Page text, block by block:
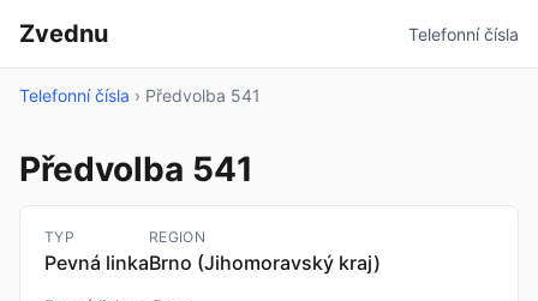
Zvednu Telefonní čísla
Telefonní čísla › Předvolba 541
Předvolba 541
TYP
Pevná linka
REGION
Brno (Jihomoravský kraj)